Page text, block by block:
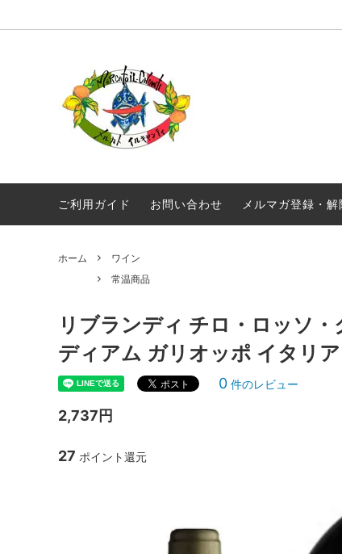
オリジナル商品
メール便配送
真夜中のスパゲティ
毎月届く！定期便 イルキャンティドレッ
シング 380g
ご利用ガイド お問い合わせ メルマガ登録・解
ホーム
ワイン
常温商品
リブランディ チロ・ロッソ
ディアム ガリオッポ イタリ
0 件のレビュー
2,737円
27 ポイント還元